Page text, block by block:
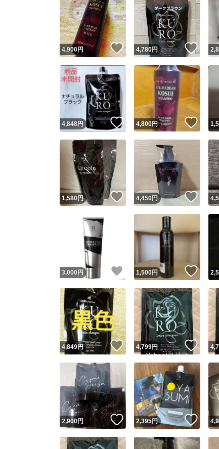
安心
取引
取
他
スピ
※この
ス
安
4,900円 いいね！
4,780円 いい
4,848円 いいね！
4,800円 いい
1,580円 いいね！
4,450円 いい
3,000 円 いいね！
1,500円 いい
4,849円 いいね！
4,799円 いい
2,900円 いいね！
2,395円 いい